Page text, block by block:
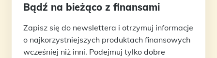
Bądź na bieżąco z finansami
Zapisz się do newslettera i otrzymuj informacje
o najkorzystniejszych produktach finansowych
wcześniej niż inni. Podejmuj tylko dobre